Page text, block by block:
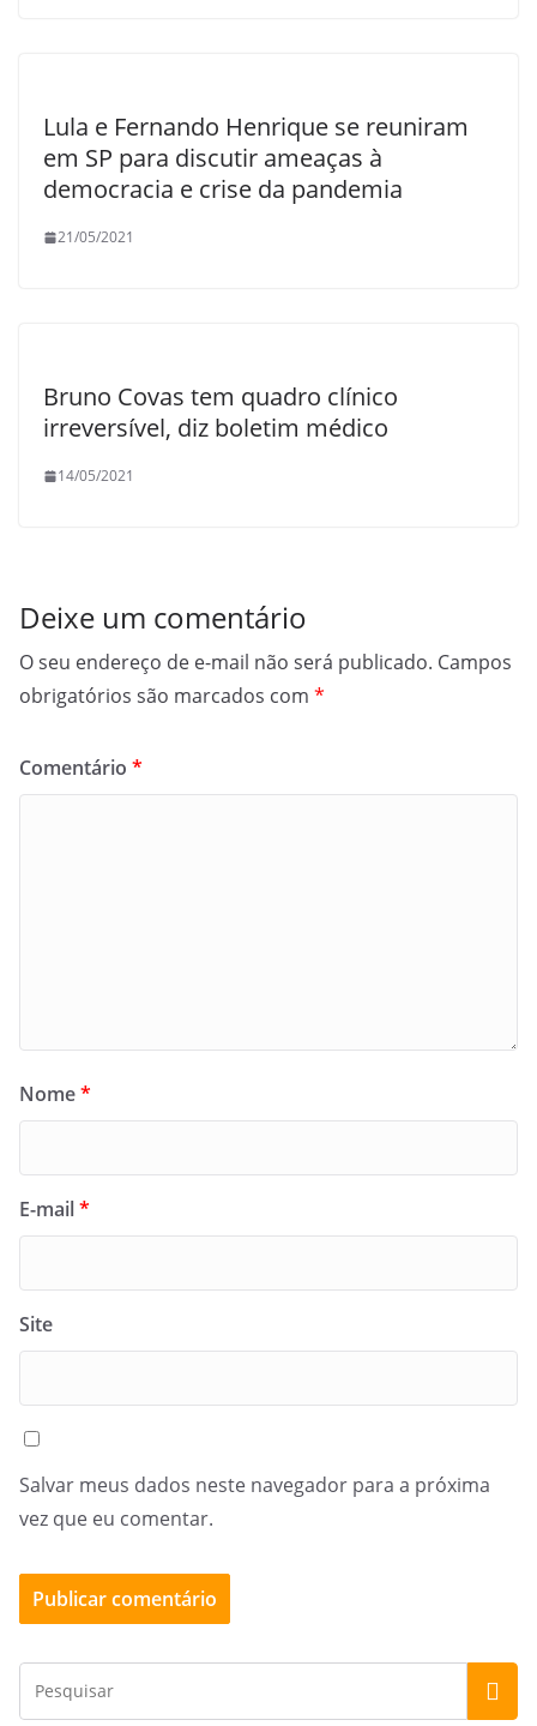
Lula e Fernando Henrique se reuniram
em SP para discutir ameaças à
democracia e crise da pandemia
21/05/2021
Bruno Covas tem quadro clínico
irreversível, diz boletim médico
14/05/2021
Deixe um comentário
O seu endereço de e-mail não será publicado. Campos
obrigatórios são marcados com *
Comentário *
Nome*
E-mail*
Site
Salvar meus dados neste navegador para a próxima
vez que eu comentar.